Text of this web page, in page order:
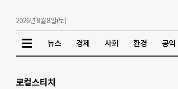
2026년 8월 8일(토)
뉴스 경제 사회 환경 공익
로컬스티치